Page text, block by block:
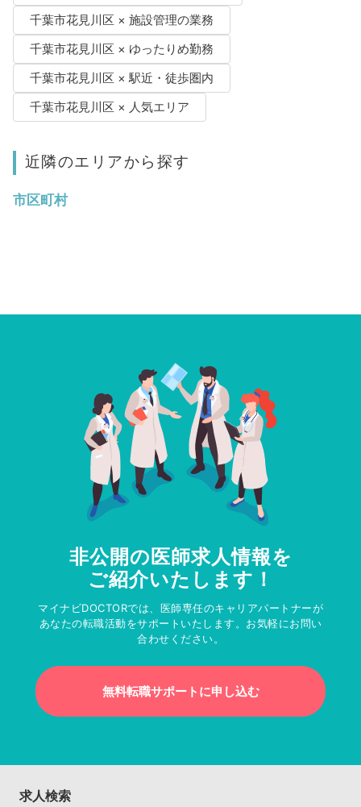
千葉市花見川区 × 施設管理の業務
千葉市花見川区 × ゆったりめ勤務
千葉市花見川区 × 駅近・徒歩圏内
千葉市花見川区 × 人気エリア
近隣のエリアから探す
市区町村
非公開の医師求人情報を
ご紹介いたします！
マイナビDOCTORでは、医師専任のキャリアパートナーが
あなたの転職活動をサポートいたします。お気軽にお問い
合わせください。
無料転職サポートに申し込む
求人検索